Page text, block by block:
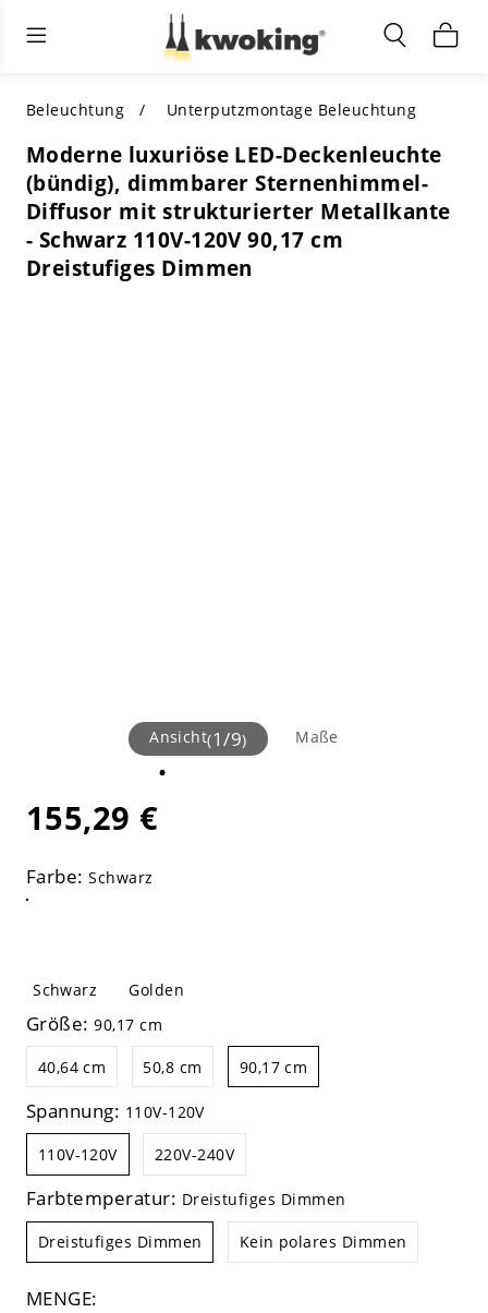
Wohnzimmermöbel
ALLE WOHNZIMMERMÖBEL
TOP-AUSWAHL
NACH STIL EINKAUFEN
Nach Merkmalen einkaufen
Innenbeleuchtung
Nach Kategorie einkaufen
NACH STIL EINKAUFEN
Shop by Colors
NACH DESIGN EINKAUFEN
Außenbeleuchtung
ALLE BELEUCHTUNG FÜR ANDERE
NACH KATEGORIE EINKAUFEN
NACH STIL EINKAUFEN
Beleuchtung Unterputzmontage Beleuchtung
Moderne luxuriöse LED-Deckenleuchte
(bündig), dimmbarer Sternenhimmel-
Diffusor mit strukturierter Metallkante
- Schwarz 110V-120V 90,17 cm
Dreistufiges Dimmen
Ansicht(1/9) Maße
155,29 €
Farbe:Schwarz
Schwarz Golden
Größe:90,17 cm
40,64 cm 50,8 cm 90,17 cm
Spannung: 110V-120V
110V-120V 220V-240V
Farbtemperatur: Dreistufiges Dimmen
Dreistufiges Dimmen Kein polares Dimmen
MENGE: